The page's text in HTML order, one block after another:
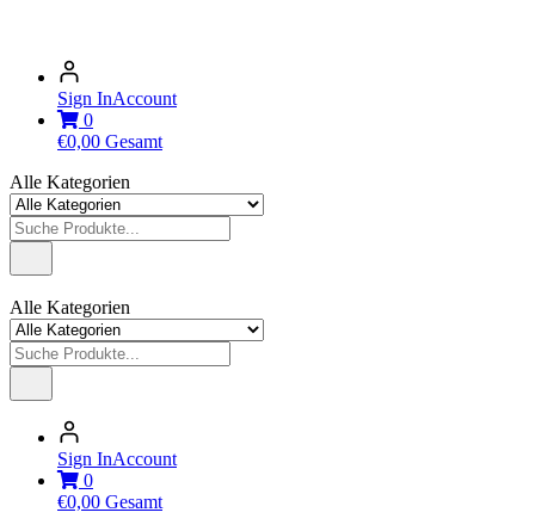
Sign InAccount
0
€0,00 Gesamt
Alle Kategorien
Alle Kategorien
Sign InAccount
0
€0,00 Gesamt